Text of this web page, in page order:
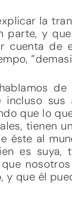
la
parte, y
cuenta de
incluso sus
que lo
tienen
éste al
es suya,
y que él